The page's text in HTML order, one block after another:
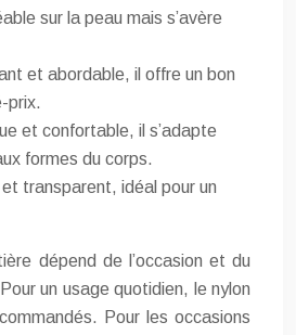
sur la peau mais s’avère
et abordable, il offre un bon
prix.
et confortable, il s’adapte
formes du corps.
transparent, idéal pour un
dépend de l’occasion et du
un usage quotidien, le nylon
Pour les occasions